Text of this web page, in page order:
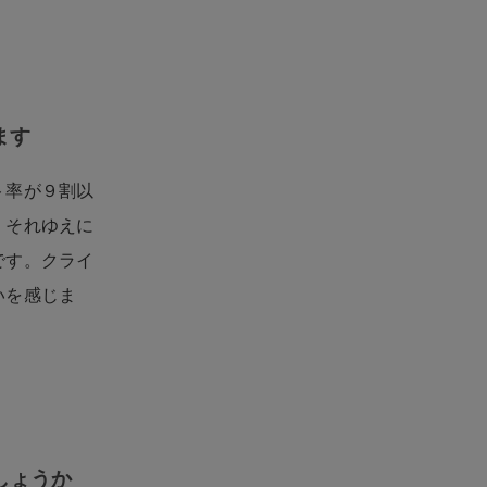
す
が９割以
れゆえに
。クライ
感じま
ょうか